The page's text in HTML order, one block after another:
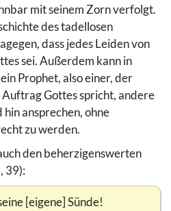
mit seinem Zorn verfolgt.
des tadellosen
dass jedes Leiden von
sei. Außerdem kann in
Prophet, also einer, der
Gottes spricht, andere
ansprechen, ohne
zu werden.
den beherzigenswerten
39):
[eigene] Sünde!